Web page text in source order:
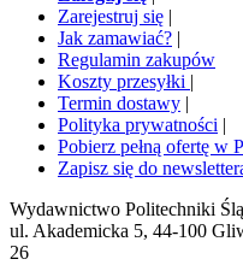
Zarejestruj się |
Jak zamawiać? |
Regulamin zakupów
Koszty przesyłki |
Termin dostawy |
Polityka prywatności |
Pobierz pełną ofertę w
Zapisz się do
Wydawnictwo Politechniki
ul. Akademicka 5, 44-100
26